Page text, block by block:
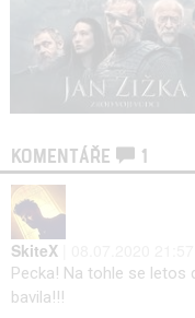
KOMENTÁŘE 1
SkiteX
Pecka! Na tohle se letos
bavila!!!